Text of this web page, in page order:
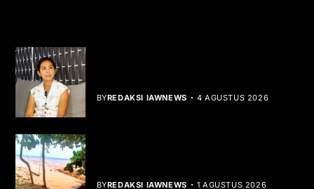
BYREDAKSI IAWNEWS 4 AGUSTUS 2026
BYREDAKSI IAWNEWS 1 AGUSTUS 2026